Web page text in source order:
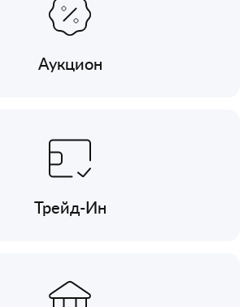
Аукцион
Трейд-Ин